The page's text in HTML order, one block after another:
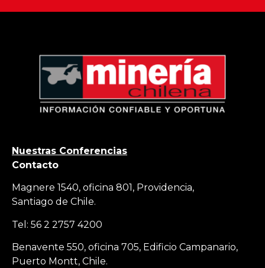
Nuestras Conferencias
Contacto
Magnere 1540, oficina 801, Providencia,
Santiago de Chile.
Tel: 56 2 2757 4200
Benavente 550, oficina 705, Edificio Campanario,
Puerto Montt, Chile.